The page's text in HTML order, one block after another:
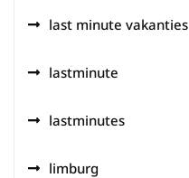
last minute vakanties
lastminute
lastminutes
limburg